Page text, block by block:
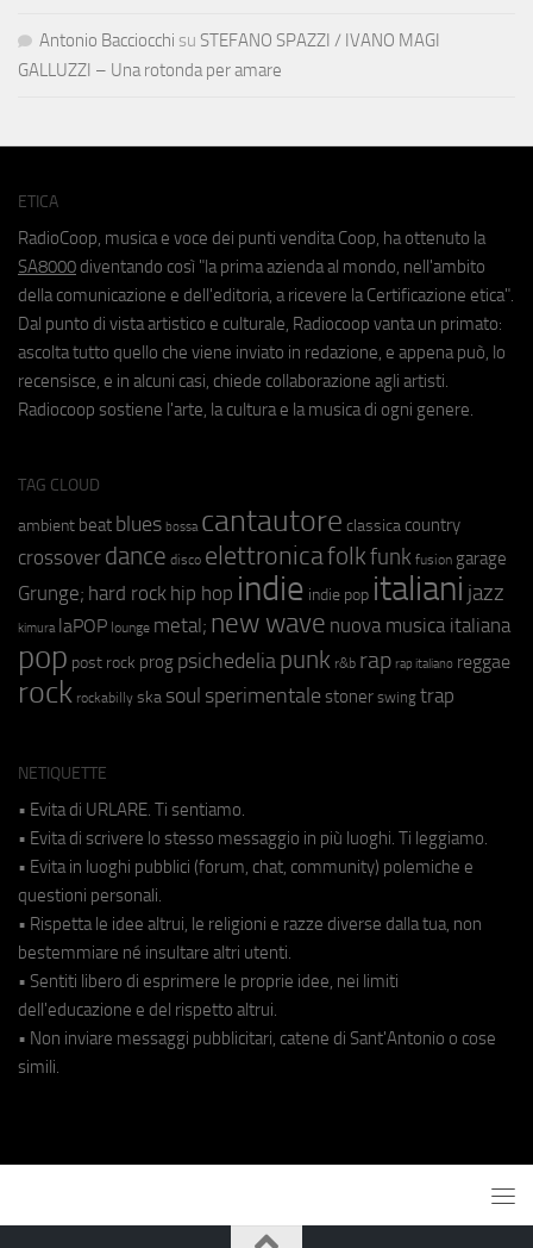
Antonio Bacciocchi su STEFANO SPAZZI / IVANO MAGI
GALLUZZI – Una rotonda per amare
ETICA
RadioCoop, musica e voce dei punti vendita Coop, ha ottenuto la
SA8000 diventando così "la prima azienda al mondo, nell'ambito
della comunicazione e dell'editoria, a ricevere la Certificazione etica".
Dal punto di vista artistico e culturale, Radiocoop vanta un primato:
ascolta tutto quello che viene inviato in redazione, e appena può, lo
recensisce, e in alcuni casi, chiede collaborazione agli artisti.
Radiocoop sostiene l'arte, la cultura e la musica di ogni genere.
TAG CLOUD
ambient beat blues bossa cantautore classica country
crossover dance disco elettronicafolkfunk fusion garage
Grunge; hard rock hip hop indie indie pop italiani jazz
kimura laPOP lounge metal; new wave nuova musica italiana
pop post rock prog psichedeliapunk r&b rap rap italiano reggae
rock rockabilly ska soul sperimentale stoner swing trap
NETIQUETTE
• Evita di URLARE. Ti sentiamo.
• Evita di scrivere lo stesso messaggio in più luoghi. Ti leggiamo.
• Evita in luoghi pubblici (forum, chat, community) polemiche e
questioni personali.
• Rispetta le idee altrui, le religioni e razze diverse dalla tua, non
bestemmiare né insultare altri utenti.
• Sentiti libero di esprimere le proprie idee, nei limiti
dell'educazione e del rispetto altrui.
• Non inviare messaggi pubblicitari, catene di Sant'Antonio o cose
simili.